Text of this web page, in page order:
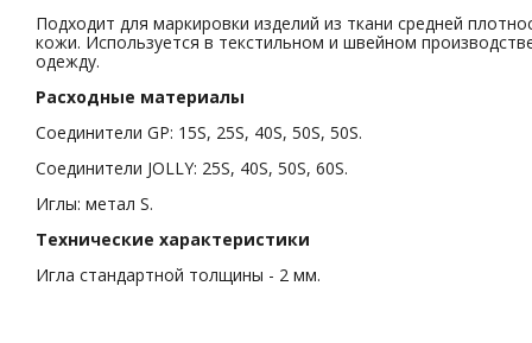
Подходит для маркировки изделий из ткани средней
кожи. Используется в текстильном и швейном
одежду.
Расходные материалы
Соединители GP: 15S, 25S, 40S, 50S, 50S.
Соединители JOLLY: 25S, 40S, 50S, 60S.
Иглы: метал S.
Технические характеристики
Игла стандартной толщины - 2 мм.